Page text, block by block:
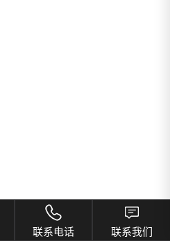
联系电话 联系我们